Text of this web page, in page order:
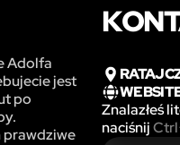
Adolfa
jest
po
prawdziwe
Znalazłeś
naciśnij